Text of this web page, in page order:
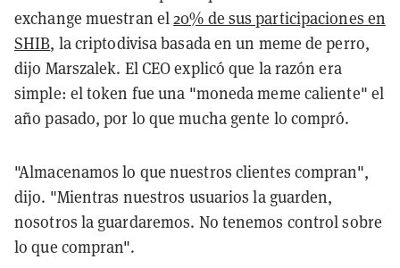
exchange muestran el20% de sus participaciones en
SHIB, la criptodivisa basada en un meme de perro,
dijo Marszalek. El CEO explicó que la razón era
simple: el token fue una "moneda meme caliente" el
año pasado, por lo que mucha gente lo compró.
"Almacenamos lo que nuestros clientes compran",
dijo. "Mientras nuestros usuarios la guarden,
nosotros la guardaremos. No tenemos control sobre
lo que compran".